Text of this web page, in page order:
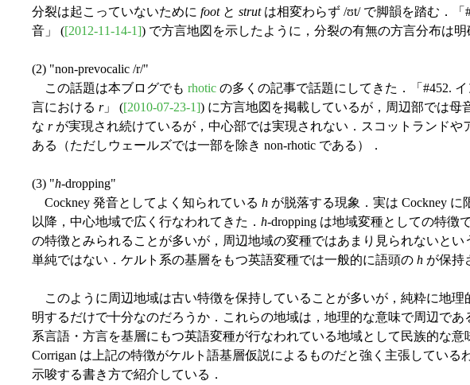
分裂は起こっていないために footと strutは相変わらず /ʊt/ で脚韻を踏む．「
音」 ([2012-11-14-1]) で方言地図を示したように，分裂の有無の方言分布は明
(2) "non-prevocalic /r/"
この話題は本ブログでも rhotic の多くの記事で話題にしてきた．「#452.
言における r」 ([2010-07-23-1]) に方言地図を掲載しているが，周辺部では母
な rが実現され続けているが，中心部では実現されない．スコットランドや
ある（ただしウェールズでは一部を除き non-rhotic である）．
(3) "h-dropping"
Cockney 発音としてよく知られている h が脱落する現象．実は Cockney に
以降，中心地域で広く行なわれてきた． h-dropping は地域変種としての特徴
の特徴とみられることが多いが，周辺地域の変種ではあまり見られないとい
単純ではない．ケルト系の基層をもつ英語変種では一般的に語頭の h が保持
このように周辺地域は古い特徴を保持していることが多いが，純粋に地理
明するだけで十分なのだろうか．これらの地域は，地理的な意味で周辺であ
系言語・方言を基層にもつ英語変種が行なわれている地域として民族的な意
Corrigan は上記の特徴がケルト語基層仮説によるものだと強く主張している
示唆する書き方で紹介している．